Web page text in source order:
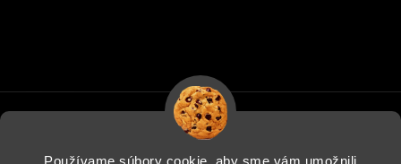
Používame súbory cookie, aby sme vám umožnili